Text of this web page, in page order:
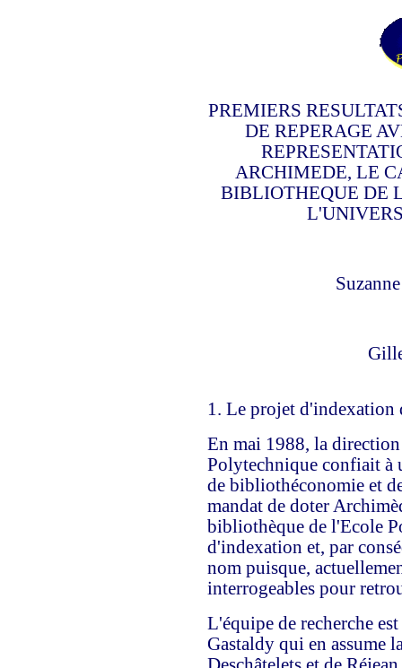
PREMIERS
DE REPERAGE
ARCHIMEDE, LE
BIBLIOTHEQUE DE
1. Le projet d'indexation
En mai 1988, la
Polytechnique confiait à
de bibliothéconomie et
mandat de doter
bibliothèque de l'Ecole
d'indexation et, par
nom puisque,
interrogeables pour
L'équipe de recherche
Gastaldy qui en assume